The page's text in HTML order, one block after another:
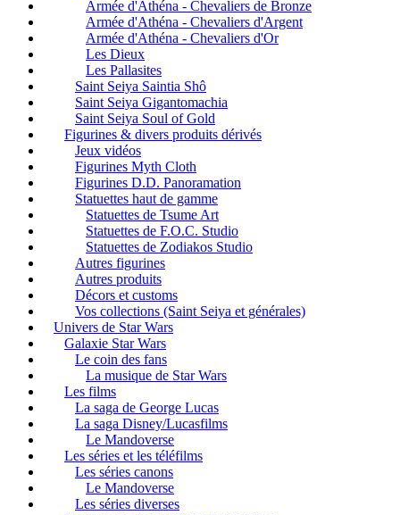
Armée d'Athéna - Chevaliers de Bronze
Armée d'Athéna - Chevaliers d'Argent
Armée d'Athéna - Chevaliers d'Or
Les Dieux
Les Pallasites
Saint Seiya Saintia Shô
Saint Seiya Gigantomachia
Saint Seiya Soul of Gold
Figurines & divers produits dérivés
Jeux vidéos
Figurines Myth Cloth
Figurines D.D. Panoramation
Statuettes haut de gamme
Statuettes de Tsume Art
Statuettes de F.O.C. Studio
Statuettes de Zodiakos Studio
Autres figurines
Autres produits
Décors et customs
Vos collections (Saint Seiya et générales)
Univers de Star Wars
Galaxie Star Wars
Le coin des fans
La musique de Star Wars
Les films
La saga de George Lucas
La saga Disney/Lucasfilms
Le Mandoverse
Les séries et les téléfilms
Les séries canons
Le Mandoverse
Les séries diverses